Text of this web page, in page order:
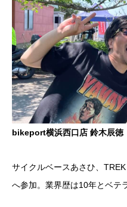
bikeport横浜西口店 鈴木辰徳
サイクルベースあさひ、
へ参加。業界歴は10年とベテ